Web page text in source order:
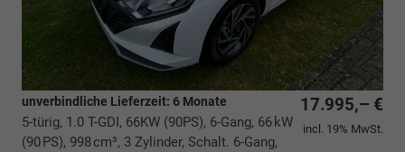
17.995,– €
incl. 19% MwSt.
unverbindliche Lieferzeit: 6 Monate
5-türig, 1.0 T-GDI, 66KW (90PS), 6-Gang, 66 kW
(90 PS), 998 cm³, 3 Zylinder, Schalt. 6-Gang,